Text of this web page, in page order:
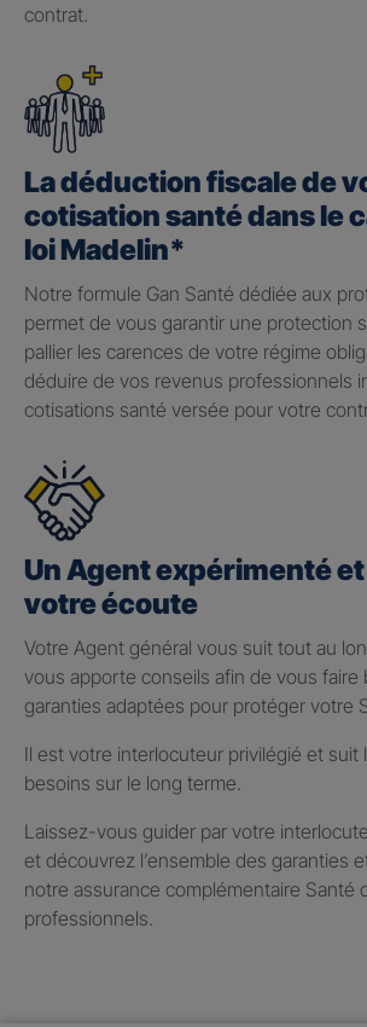
contrat.
La déduction fiscale de
cotisation santé dans le
loi Madelin*
Notre formule Gan Santé dédiée aux
permet de vous garantir une protection
pallier les carences de votre régime
déduire de vos revenus professionnels
cotisations santé versée pour votre
Un Agent expérimenté
votre écoute
Votre Agent général vous suit tout au
vous apporte conseils afin de vous faire
garanties adaptées pour protéger votre
Il est votre interlocuteur privilégié et suit
besoins sur le long terme.
Laissez-vous guider par votre
et découvrez l’ensemble des garanties
notre assurance complémentaire Santé
professionnels.